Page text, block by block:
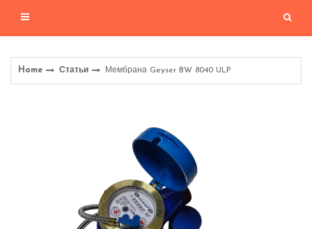
Home Статьи Мембрана Geyser BW 8040 ULP